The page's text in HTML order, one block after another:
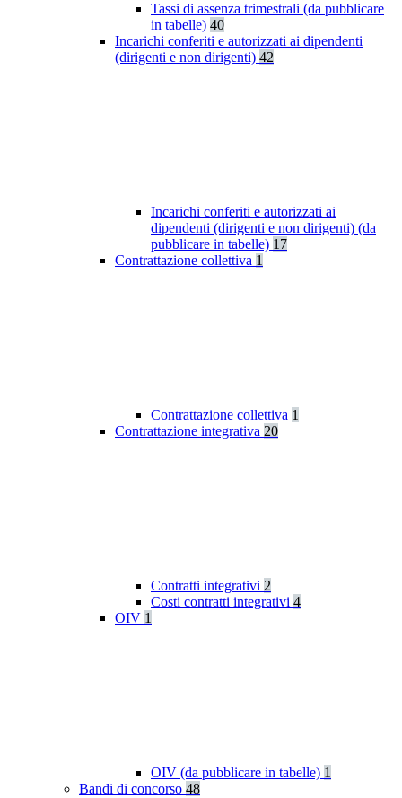
Tassi di assenza trimestrali (da pubblicare
in tabelle) 40
Incarichi conferiti e autorizzati ai dipendenti
(dirigenti e non dirigenti) 42
Incarichi conferiti e autorizzati ai
dipendenti (dirigenti e non dirigenti) (da
pubblicare in tabelle) 17
Contrattazione collettiva 1
Contrattazione collettiva 1
Contrattazione integrativa 20
Contratti integrativi 2
Costi contratti integrativi 4
OIV 1
OIV (da pubblicare in tabelle) 1
Bandi di concorso 48